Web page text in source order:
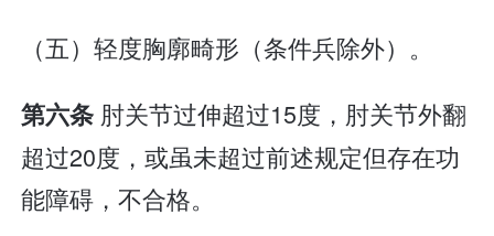
（五）轻度胸廓畸形（条件兵除外）。
第六条 肘关节过伸超过15度，肘关节外翻
超过20度，或虽未超过前述规定但存在功
能障碍，不合格。